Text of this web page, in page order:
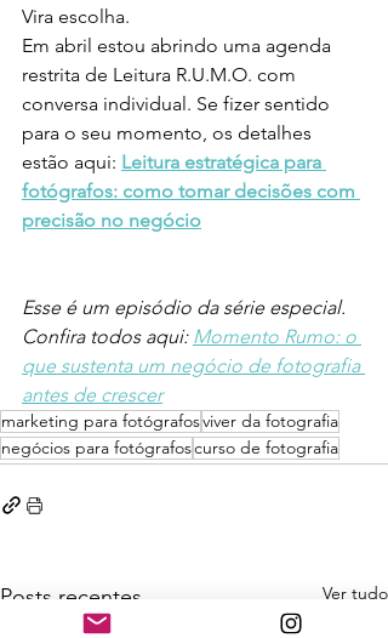
Vira escolha.
Em abril estou abrindo uma agenda
restrita de Leitura R.U.M.O. com
conversa individual. Se fizer sentido
para o seu momento, os detalhes
estão aqui: Leitura estratégica para
fotógrafos: como tomar decisões com
precisão no negócio
Esse é um episódio da série especial.
Confira todos aqui: Momento Rumo: o
que sustenta um negócio de fotografia
antes de crescer
marketing para fotógrafosviver da fotografia
negócios para fotógrafoscurso de fotografia
Posts recentes Ver tudo